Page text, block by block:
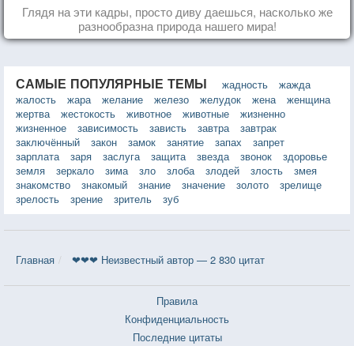
Глядя на эти кадры, просто диву даешься, насколько же
разнообразна природа нашего мира!
САМЫЕ ПОПУЛЯРНЫЕ ТЕМЫ жадность
жажда
жалость
жара желание железо желудок жена
женщина
жертва
жестокость животное животные
жизненно
жизненное
зависимость зависть завтра
завтрак
заключённый
закон замок занятие запах
запрет
зарплата
заря заслуга защита звезда звонок
здоровье
земля
зеркало зима зло злоба злодей злость
змея
знакомство
знакомый знание значение золото
зрелище
зрелость
зрение зритель зуб
Главная ❤❤❤ Неизвестный автор — 2 830 цитат
Правила
Конфиденциальность
Последние цитаты